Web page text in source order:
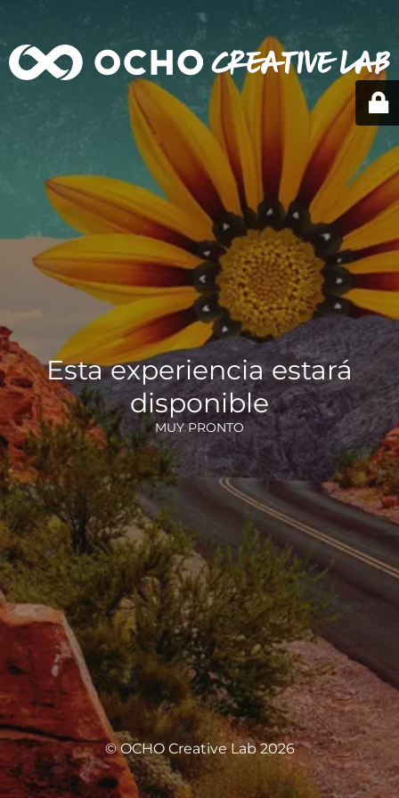
Esta experiencia estará
disponible
MUY PRONTO
© OCHO Creative Lab 2026